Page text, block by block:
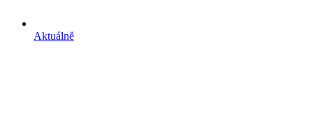
Aktuálně